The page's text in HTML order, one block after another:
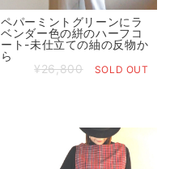
ペパーミントグリーンにラ
ベンダー色の絣のハーフコ
ート-未仕立ての紬の反物か
ら
¥26,800
SOLD OUT